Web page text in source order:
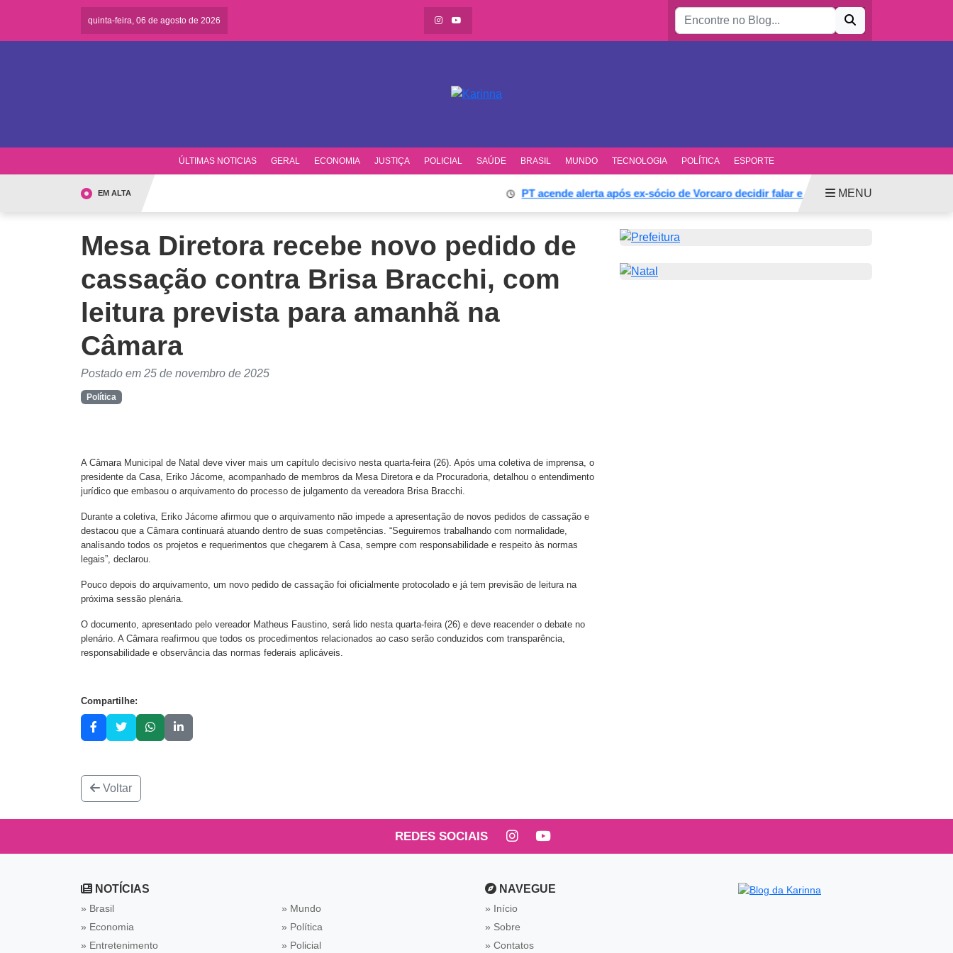
quinta-feira, 06 de agosto de 2026
Buscar por:
ÚLTIMAS NOTICIAS GERAL ECONOMIA JUSTIÇA POLICIAL SAÚDE BRASIL MUNDO TECNOLOGIA POLÍTICA ESPORTE
EM ALTA PT acende alerta após ex-sócio de Vorcaro decidir falar e mudar defesaMENU
Mesa Diretora recebe novo pedido de
cassação contra Brisa Bracchi, com
leitura prevista para amanhã na
Câmara
Postado em 25 de novembro de 2025
Política
A Câmara Municipal de Natal deve viver mais um capítulo decisivo nesta quarta-feira (26). Após uma coletiva de imprensa, o
presidente da Casa, Eriko Jácome, acompanhado de membros da Mesa Diretora e da Procuradoria, detalhou o entendimento
jurídico que embasou o arquivamento do processo de julgamento da vereadora Brisa Bracchi.
Durante a coletiva, Eriko Jácome afirmou que o arquivamento não impede a apresentação de novos pedidos de cassação e
destacou que a Câmara continuará atuando dentro de suas competências. “Seguiremos trabalhando com normalidade,
analisando todos os projetos e requerimentos que chegarem à Casa, sempre com responsabilidade e respeito às normas
legais”, declarou.
Pouco depois do arquivamento, um novo pedido de cassação foi oficialmente protocolado e já tem previsão de leitura na
próxima sessão plenária.
O documento, apresentado pelo vereador Matheus Faustino, será lido nesta quarta-feira (26) e deve reacender o debate no
plenário. A Câmara reafirmou que todos os procedimentos relacionados ao caso serão conduzidos com transparência,
responsabilidade e observância das normas federais aplicáveis.
Compartilhe:
Voltar
REDES SOCIAIS
NOTÍCIAS
» Brasil
» Economia
» Entretenimento
» Mundo
» Política
» Policial
NAVEGUE
Início
Sobre
Contatos